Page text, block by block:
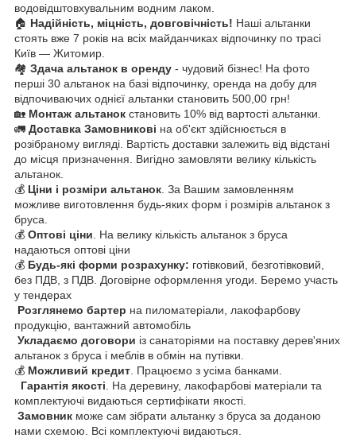
водовідштовхувальним водним лаком.
🏠 Надійність, міцність, довговічність! Наші альтанки
стоять вже 7 років на всіх майданчиках відпочинку по трасі
Київ ― Житомир.
🏘️ Здача альтанок в оренду - чудовий бізнес! На фото
перші 30 альтанок на базі відпочинку, оренда на добу для
відпочиваючих однієї альтанки становить 500,00 грн!
🏡 Монтаж альтанок становить 10% від вартості альтанки.
🚛 Доставка Замовникові на об'єкт здійснюється в
розібраному вигляді. Вартість доставки залежить від відстані
до місця призначення. Вигідно замовляти велику кількість
альтанок.
💰 Ціни і розміри альтанок . За Вашим замовленням
можливе виготовлення будь-яких форм і розмірів альтанок з
бруса.
💰 Оптові ціни . На велику кількість альтанок з бруса
надаються оптові ціни
💰 Будь-які форми розрахунку: готівковий, безготівковий,
без ПДВ, з ПДВ. Договірне оформлення угоди. Беремо участь
у тендерах
Розглянемо бартер на пиломатеріали, лакофарбову
продукцію, вантажний автомобіль
Укладаємо договори із санаторіями на поставку дерев'яних
альтанок з бруса і меблів в обмін на путівки.
💰 Можливий кредит . Працюємо з усіма банками.
Гарантія якості
На деревину, лакофарбові матеріали та
комплектуючі видаються сертифікати якості.
Замовник може сам зібрати альтанку з бруса за доданою
нами схемою. Всі комплектуючі видаються.